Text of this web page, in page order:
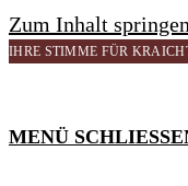
Zum Inhalt springen
IHRE STIMME FÜR
MENÜ SCHLIESSEN